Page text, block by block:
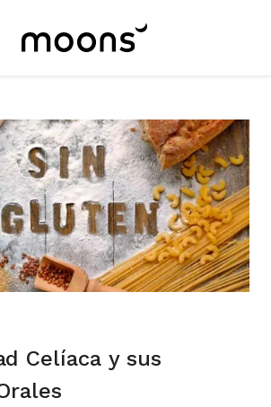
Celíaca y sus